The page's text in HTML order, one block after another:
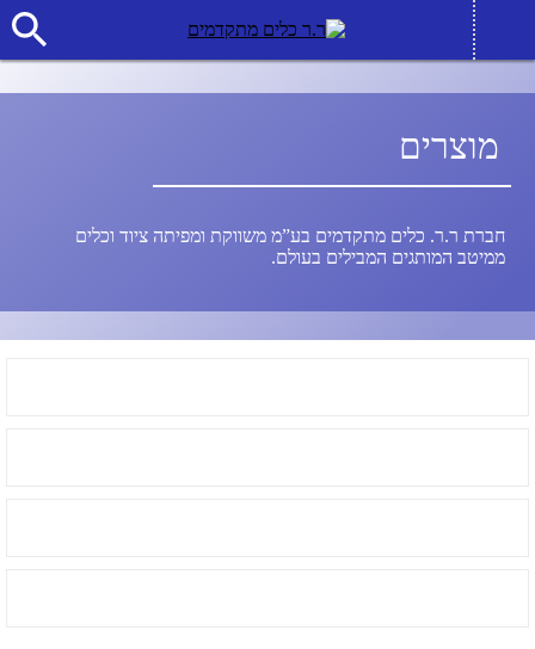
מוצרים
חברת ר.ר. כלים מתקדמים בע”מ משווקת ומפיתה ציוד וכלים
ממיטב המותגים המבילים בעולם.